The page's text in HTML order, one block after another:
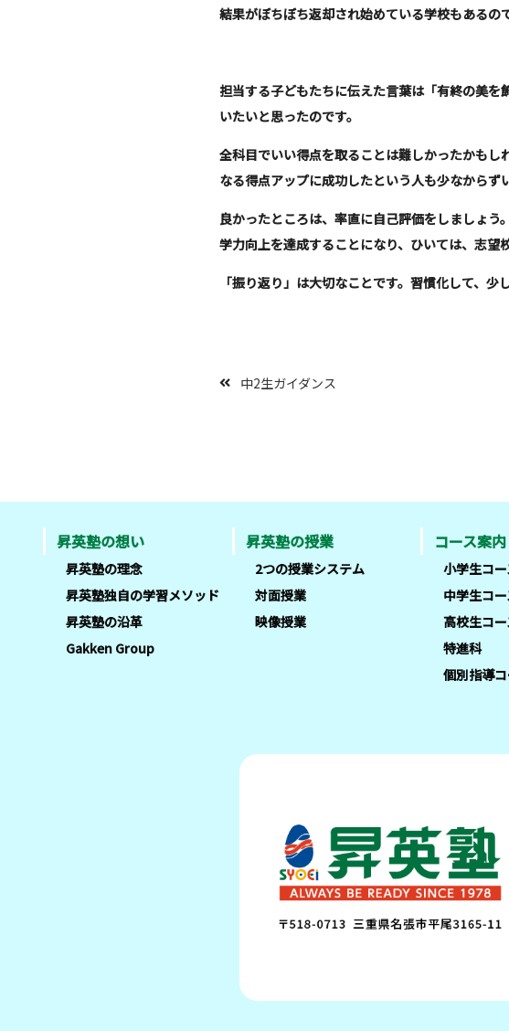
結果がぼちぼち返却され始めている学校もあるの
担当する子どもたちに伝えた言葉は「有終の美
いたいと思ったのです。
全科目でいい得点を取ることは難しかったかも
なる得点アップに成功したという人も少なからず
良かったところは、率直に自己評価をしましょ
学力向上を達成することになり、ひいては、志望
「振り返り」は大切なことです。習慣化して、
中2生ガイダンス
昇英塾の想い
昇英塾の理念
昇英塾独自の学習メソッド
昇英塾の沿革
Gakken Group
昇英塾の授業
2つの授業システム
対面授業
映像授業
コース案内
小学生コ
中学生コ
高校生コ
特進科
個別指導